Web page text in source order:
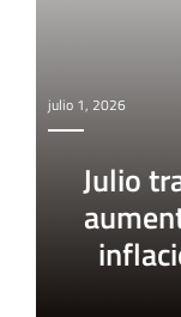
julio 1, 2026
Julio